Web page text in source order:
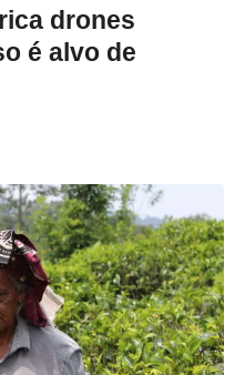
drones
é alvo de